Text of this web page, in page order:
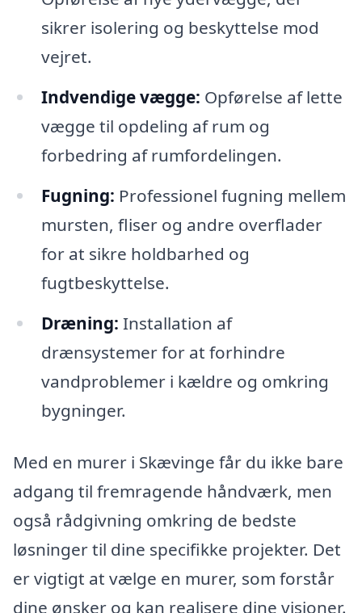
sikrer isolering og beskyttelse mod
vejret.
Indvendige vægge: Opførelse af lette
vægge til opdeling af rum og
forbedring af rumfordelingen.
Fugning: Professionel fugning mellem
mursten, fliser og andre overflader
for at sikre holdbarhed og
fugtbeskyttelse.
Dræning: Installation af
drænsystemer for at forhindre
vandproblemer i kældre og omkring
bygninger.
Med en murer i Skævinge får du ikke bare
adgang til fremragende håndværk, men
også rådgivning omkring de bedste
løsninger til dine specifikke projekter. Det
er vigtigt at vælge en murer, som forstår
dine ønsker og kan realisere dine visioner.